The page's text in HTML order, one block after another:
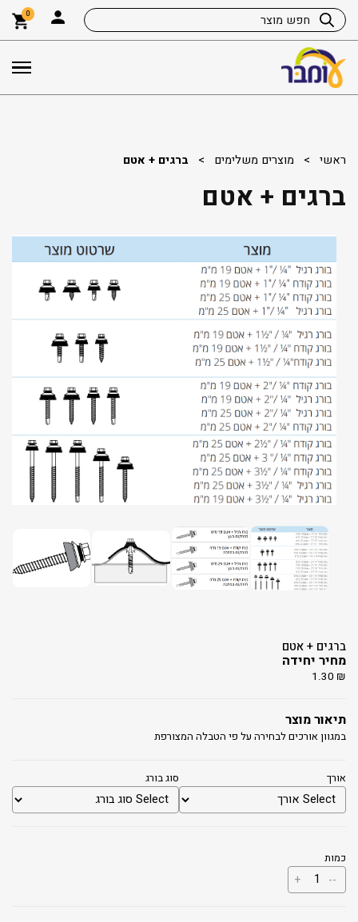
0
ראשי > מוצרים משלימים > ברגים + אטם
ברגים + אטם
ברגים + אטם
מחיר יחידה
1.30 ₪
תיאור מוצר
במגוון אורכים לבחירה על פי הטבלה המצורפת
אורך סוג בורג
כמות
--
כמות
של
+